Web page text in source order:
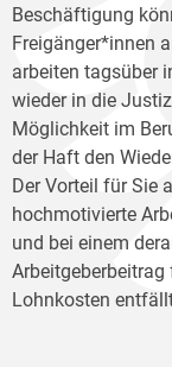
Beschäftigung
Freigänger*innen
arbeiten tagsüber
wieder in die
Möglichkeit im
der Haft den
Der Vorteil für Sie
hochmotivierte
und bei einem
Lohnkosten